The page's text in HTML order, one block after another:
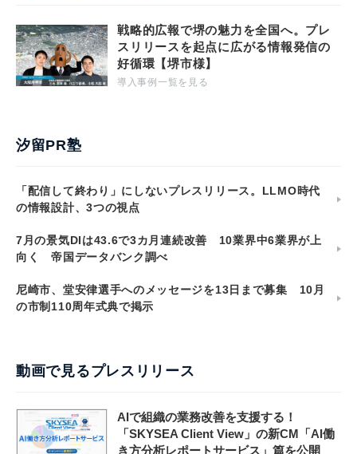
戦略的広報で堺の魅力を全国へ。プレ
スリリースを起点に広がる情報発信の
好循環【堺市様】
導入事例一覧を見る
汐留PR塾
「配信して終わり」にしないプレスリリース。LLMO時代
の情報設計、3つの視点
7月の景気DIは43.6で3カ月連続改善 10業界中6業界が上
向く 帝国データバンク調べ
尼崎市、堂安律選手へのメッセージを13日まで募集 10月
の市制110周年式典で掲示
動画で見るプレスリリース
AIで組織の業務改善を支援する！
「SKYSEA Client View」の新CM「AI働
き方分析レポートサービス」篇を公開